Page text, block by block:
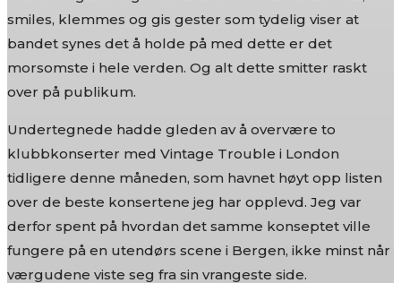
smiles, klemmes og gis gester som tydelig viser at
bandet synes det å holde på med dette er det
morsomste i hele verden. Og alt dette smitter raskt
over på publikum.
Undertegnede hadde gleden av å overvære to
klubbkonserter med Vintage Trouble i London
tidligere denne måneden, som havnet høyt opp listen
over de beste konsertene jeg har opplevd. Jeg var
derfor spent på hvordan det samme konseptet ville
fungere på en utendørs scene i Bergen, ikke minst når
værgudene viste seg fra sin vrangeste side.